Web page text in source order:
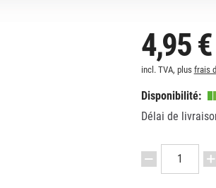
4,95 €
incl. TVA, plus frais
Disponibilité:
Délai de